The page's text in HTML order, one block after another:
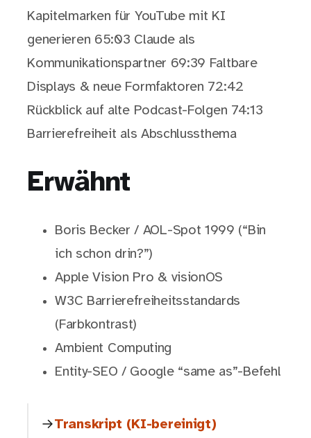
Kapitelmarken für YouTube mit KI
generieren 65:03 Claude als
Kommunikationspartner 69:39 Faltbare
Displays & neue Formfaktoren 72:42
Rückblick auf alte Podcast-Folgen 74:13
Barrierefreiheit als Abschlussthema
Erwähnt
Boris Becker / AOL-Spot 1999 (“Bin
ich schon drin?”)
Apple Vision Pro & visionOS
W3C Barrierefreiheitsstandards
(Farbkontrast)
Ambient Computing
Entity-SEO / Google “same as”-Befehl
Transkript (KI-bereinigt)